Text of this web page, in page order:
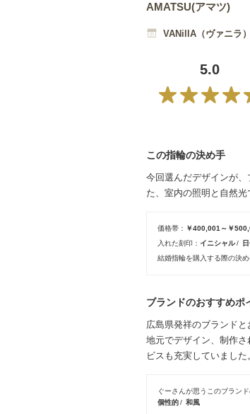
AMATSU(アマツ)
VANillA（ヴァニラ
5.0
この指輪の決め手
今回選んだデザインが
た、室内の照明と自然光
価格帯 ￥400,001～￥
入れた刻印
イニシャル
結婚指輪を購入する際の決
ブランドのおすすめポ
広島県発祥のブランドと
地元でデザイン、制作
ビスも充実していました
ぐーさんが思うこのブラン
個性的
和風